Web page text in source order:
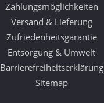
Zahlungsmöglichkeiten
Versand & Lieferung
Zufriedenheitsgarantie
Entsorgung & Umwelt
Barrierefreiheitserklärung
Sitemap